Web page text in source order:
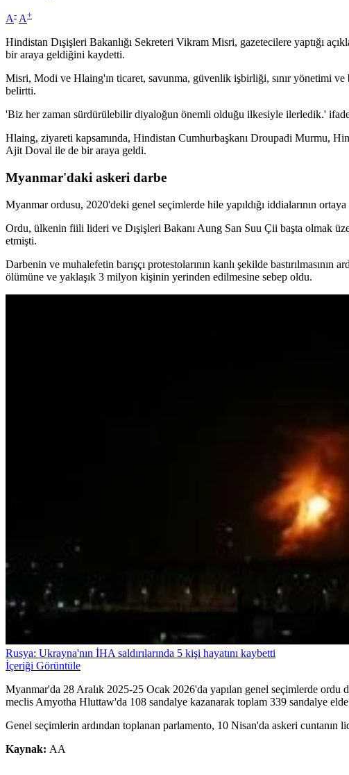
A- A+
Hindistan Dışişleri Bakanlığı Sekreteri Vikram Misri, gazetecilere yaptığı
bir araya geldiğini kaydetti.
Misri, Modi ve Hlaing'ın ticaret, savunma, güvenlik işbirliği, sınır yönetimi
belirtti.
'Biz her zaman sürdürülebilir diyaloğun önemli olduğu ilkesiyle ilerledik.'
Hlaing, ziyareti kapsamında, Hindistan Cumhurbaşkanı Droupadi Murmu,
Ajit Doval ile de bir araya geldi.
Myanmar'daki askeri darbe
Myanmar ordusu, 2020'deki genel seçimlerde hile yapıldığı iddialarının
Ordu, ülkenin fiili lideri ve Dışişleri Bakanı Aung San Suu Çii başta olmak
etmişti.
Darbenin ve muhalefetin barışçı protestolarının kanlı şekilde
ölümüne ve yaklaşık 3 milyon kişinin yerinden edilmesine sebep oldu.
Rusya: Ukrayna'nın İHA saldırılarında 5 kişi hayatını kaybetti
İçeriği Görüntüle
Myanmar'da 28 Aralık 2025-25 Ocak 2026'da yapılan genel seçimlerde
meclis Amyotha Hluttaw'da 108 sandalye kazanarak toplam 339 sandalye
Genel seçimlerin ardından toplanan parlamento, 10 Nisan'da askeri
Kaynak: AA